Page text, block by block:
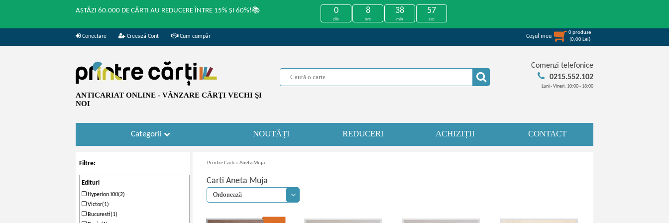
ASTĂZI 60.000 DE CĂRȚI AU REDUCERE ÎNTRE 15% ȘI 60%!📚 0
zile
8
ore
38
min
57
sec
Conectare Creează Cont Cum cumpăr Coşul meu
0produse
(0,00 Lei)
ANTICARIAT ONLINE - VÂNZARE CĂRŢI VECHI ŞI
NOI
Comenzi telefonice
0215.552.102
Luni - Vineri, 10:00 - 18:00
Categorii NOUTĂȚI REDUCERI ACHIZIȚII CONTACT
Filtre:
Edituri
Hyperion XXI(2)
Victor(1)
Bucuresti(1)
Printre Carti » Aneta Muja
Carti Aneta Muja